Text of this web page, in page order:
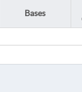
Bases